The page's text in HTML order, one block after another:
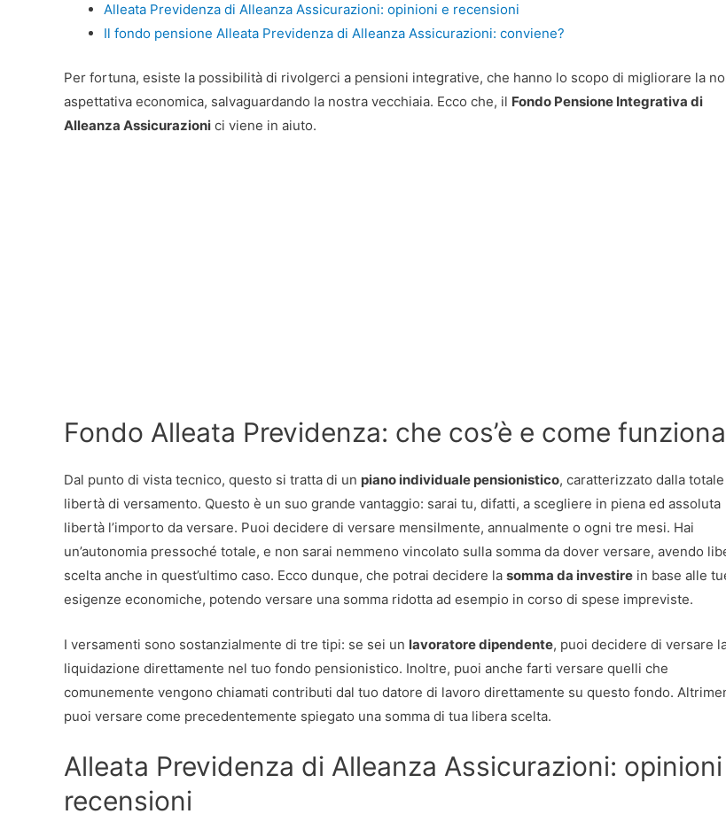
Alleata Previdenza di Alleanza Assicurazioni: opinioni e recensioni
Il fondo pensione Alleata Previdenza di Alleanza Assicurazioni: conviene?
Per fortuna, esiste la possibilità di rivolgerci a pensioni integrative, che hanno lo scopo di migliorare la
aspettativa economica, salvaguardando la nostra vecchiaia. Ecco che, il Fondo Pensione Integrativa di
Alleanza Assicurazioni ci viene in aiuto.
Fondo Alleata Previdenza: che cos’è e come funziona
Dal punto di vista tecnico, questo si tratta di un piano individuale pensionistico, caratterizzato dalla totale
libertà di versamento. Questo è un suo grande vantaggio: sarai tu, difatti, a scegliere in piena ed assoluta
libertà l’importo da versare. Puoi decidere di versare mensilmente, annualmente o ogni tre mesi. Hai
un’autonomia pressoché totale, e non sarai nemmeno vincolato sulla somma da dover versare, avendo
scelta anche in quest’ultimo caso. Ecco dunque, che potrai decidere la somma da investire in base alle
esigenze economiche, potendo versare una somma ridotta ad esempio in corso di spese impreviste.
I versamenti sono sostanzialmente di tre tipi: se sei un lavoratore dipendente, puoi decidere di versare
liquidazione direttamente nel tuo fondo pensionistico. Inoltre, puoi anche farti versare quelli che
comunemente vengono chiamati contributi dal tuo datore di lavoro direttamente su questo fondo.
puoi versare come precedentemente spiegato una somma di tua libera scelta.
Alleata Previdenza di Alleanza Assicurazioni:
recensioni